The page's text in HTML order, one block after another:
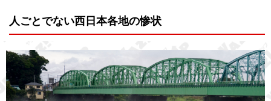
人ごとでない西日本各地の惨状